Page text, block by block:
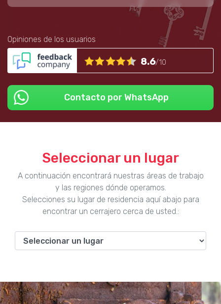
Opiniones de los usuarios
8.6/10
Contacto por WhatsApp
Seleccionar un lugar
A continuación encontrará nuestras áreas de trabajo
y las regiones dónde operamos.
Selecciones su lugar de residencia aquí abajo para
encontrar un cerrajero cerca de usted.: